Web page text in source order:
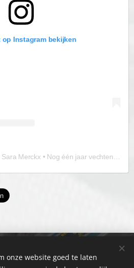
op Instagram bekijken
| Alle rechten
voorbehouden
onze website goed te laten